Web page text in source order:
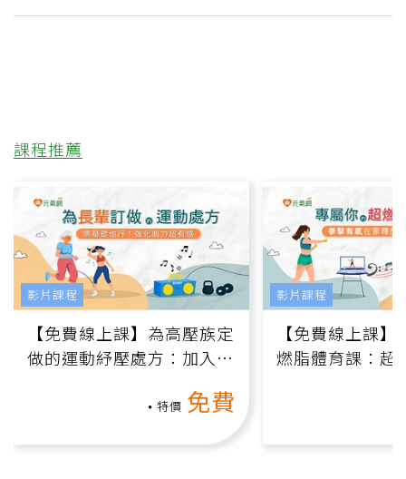
課程推薦
【免費線上課】為高壓族定
做的運動紓壓處方：加入行
特價 免費
影片課程
【免費線上課
燃脂體育課：超
影片課程